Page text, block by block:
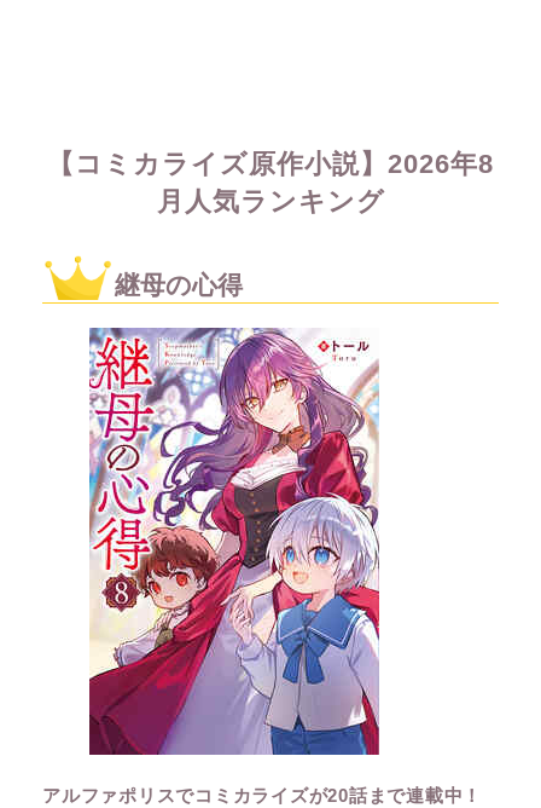
【コミカライズ原作小説】2026年8
月人気ランキング
継母の心得
アルファポリスでコミカライズが20話まで連載中！